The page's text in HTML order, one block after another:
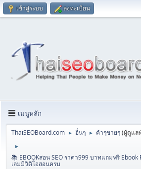
เข้าสู่ระบบ ลงทะเบียน
เมนูหลัก
ThaiSEOBoard.com ► อื่นๆ ► ค้าๆขายๆ(ผู้ดูแล
►
📚 EBOOKสอน SEO ราคา999 บาทแถมฟรี Ebook
เล่มมีวิดิโอสอนครบ